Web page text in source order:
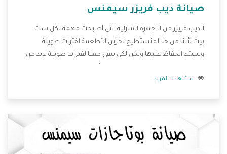
صيانة ديب فريزر سيمنس
الديب فريزر من الاجهزة المنزلية التى أصبحت مهمة لكل ست
بيت لأننا من خلاله نستطيع تخزين الأطعمة لفترات طويلة
وسيتم الحفاظ عليها ولكن لكى يبقى معنا لفترات طويلة لابد من
صناعته بدقة وكفاءة عالية ليكون اكثر تميز وتمتعنا الشركة بتوفير
مشاهدة المزيد